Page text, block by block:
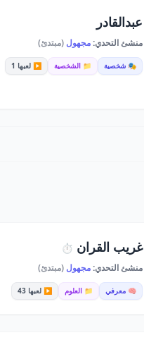
عبدالقادر
منشئ التحدي:مجهول (مبتدئ)
🎭 شخصية 📁 الشخصية ▶️ لعبها 1
غريب القران ⏱️
منشئ التحدي:مجهول (مبتدئ)
🧠 معرفي 📁 العلوم ▶️ لعبها 43